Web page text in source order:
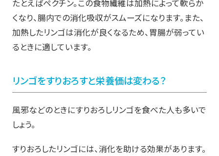
たとえばペクチン。この食物繊維は加熱によって軟らか
くなり、腸内での消化吸収がスムーズになります。また、
加熱したリンゴは消化が良くなるため、胃腸が弱ってい
るときに適しています。
リンゴをすりおろすと栄養価は変わる？
風邪などのときにすりおろしリンゴを食べた人も多いで
しょう。
すりおろしたリンゴには、消化を助ける効果があります。